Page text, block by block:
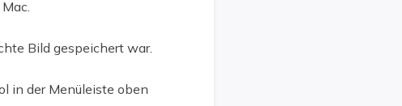
Bild gespeichert war.
in der Menüleiste oben